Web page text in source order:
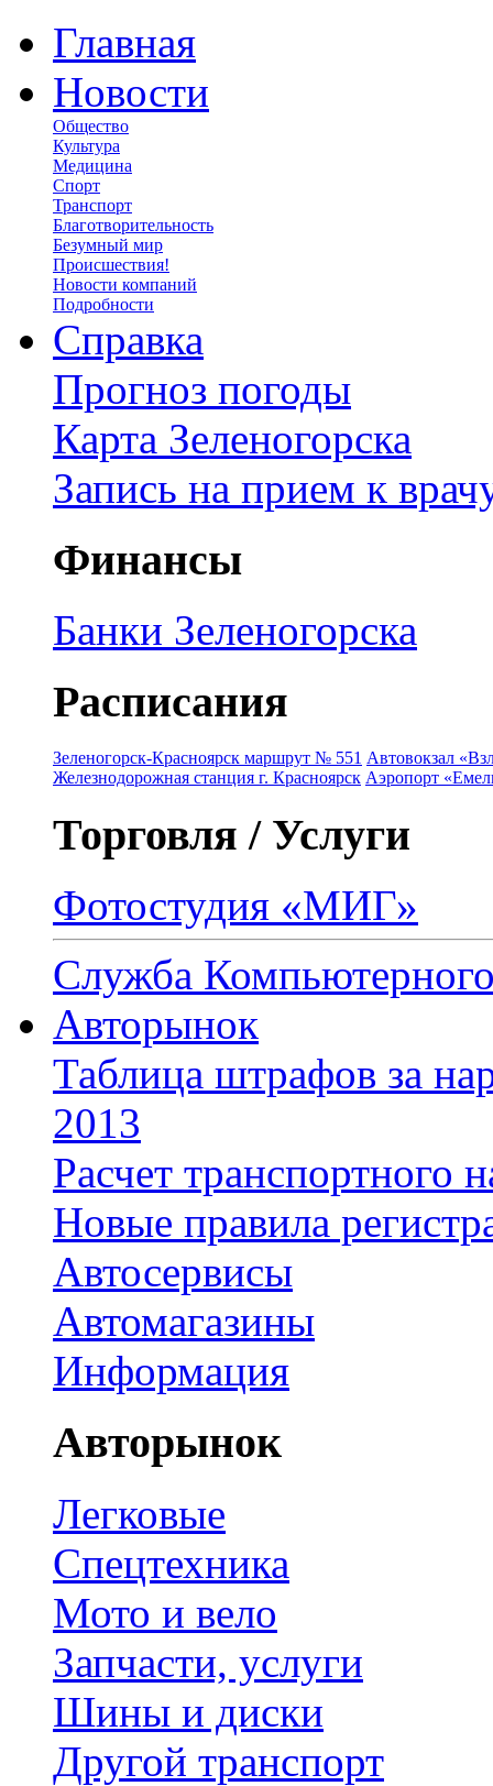
Главная
Новости
Общество
Культура
Медицина
Спорт
Транспорт
Благотворительность
Безумный мир
Происшествия!
Новости компаний
Подробности
Справка
Прогноз погоды
Карта Зеленогорска
Запись на прием к
Финансы
Банки Зеленогорска
Расписания
Зеленогорск-Красноярск маршрут № 551 Автовокзал
Железнодорожная станция г. Красноярск Аэропорт
Торговля / Услуги
Фотостудия «МИГ»
Служба
Авторынок
Таблица штрафов за
2013
Расчет транспортного
Новые правила
Автосервисы
Автомагазины
Информация
Авторынок
Легковые
Спецтехника
Мото и вело
Запчасти, услуги
Шины и диски
Другой транспорт